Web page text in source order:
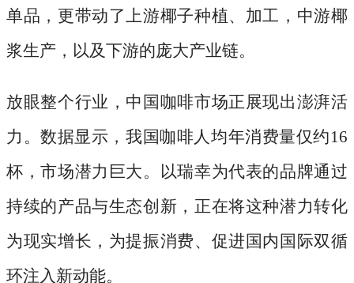
单品，更带动了上游椰子种植、加工，中游椰
浆生产，以及下游的庞大产业链。
放眼整个行业，中国咖啡市场正展现出澎湃活
力。数据显示，我国咖啡人均年消费量仅约16
杯，市场潜力巨大。以瑞幸为代表的品牌通过
持续的产品与生态创新，正在将这种潜力转化
为现实增长，为提振消费、促进国内国际双循
环注入新动能。